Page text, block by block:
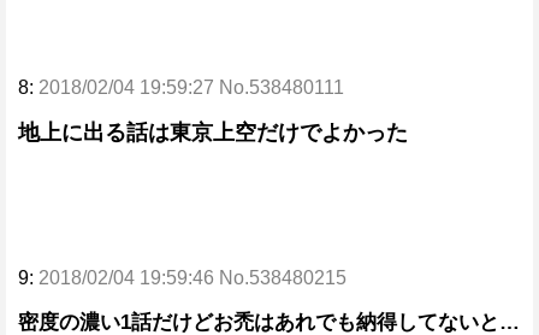
8: 2018/02/04 19:59:27 No.538480111
地上に出る話は東京上空だけでよかった
9: 2018/02/04 19:59:46 No.538480215
密度の濃い1話だけどお禿はあれでも納得してないと…